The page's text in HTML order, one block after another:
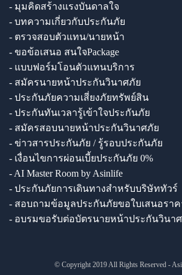
- มุมคิดสร้างแรงบันดาลใจ
- บทความเกี่ยวกับประกันภัย
- ตรวจสอบตัวแทน/นายหน้า
- ขอข้อเสนอ สนใจPackage
- แบบฟอร์มโอนตัวแทนบริการ
- สมัครนายหน้าประกันวินาศภัย
- ประกันภัยความเสี่ยงภัยทรัพย์สิน
- ประกันทันเวลารู้เข้าใจประกันภัย
- สมัครสอบนายหน้าประกันวินาศภัย
- ข่าวสารประกันภัย / รู้รอบประกันภัย
- เงื่อนไขการผ่อนเบี้ยประกันภัย 0%
- AI Master Room by Asinlife
- ประกันภัยการเดินทางสำหรับบริษัททัวร์
- สอบถามข้อมูลประกันภัยขอใบเสนอราค
- อบรมขอรับต่อบัตรนายหน้าประกันวินา
© Copyright 2019 All Rights Reserved -